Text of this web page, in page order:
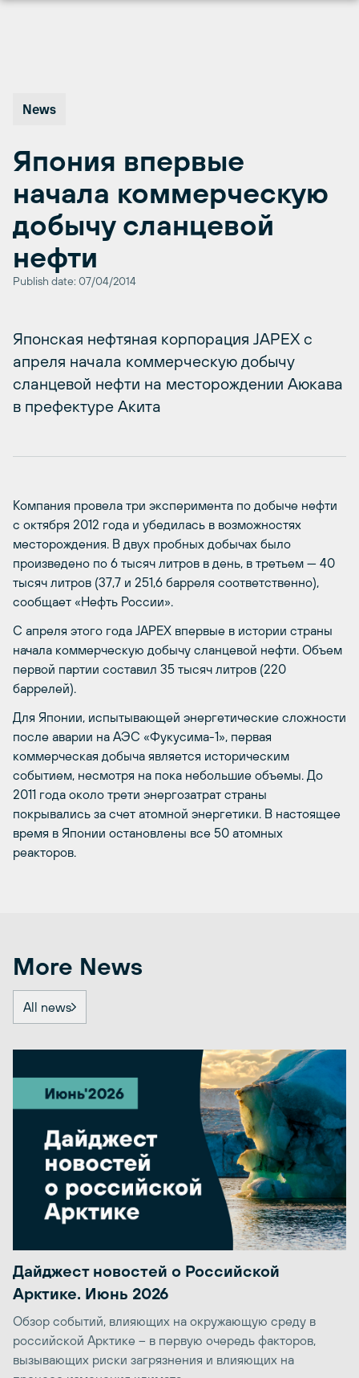
News
Япония впервые
начала коммерческую
добычу сланцевой
нефти
Publish date: 07/04/2014
Японская нефтяная корпорация JAPEX с
апреля начала коммерческую добычу
сланцевой нефти на месторождении Аюкава
в префектуре Акита
Компания провела три эксперимента по добыче нефти
с октября 2012 года и убедилась в возможностях
месторождения. В двух пробных добычах было
произведено по 6 тысяч литров в день, в третьем — 40
тысяч литров (37,7 и 251,6 барреля соответственно),
сообщает «Нефть России».
С апреля этого года JAPEX впервые в истории страны
начала коммерческую добычу сланцевой нефти. Объем
первой партии составил 35 тысяч литров (220
баррелей).
Для Японии, испытывающей энергетические сложности
после аварии на АЭС «Фукусима-1», первая
коммерческая добыча является историческим
событием, несмотря на пока небольшие объемы. До
2011 года около трети энергозатрат страны
покрывались за счет атомной энергетики. В настоящее
время в Японии остановлены все 50 атомных
реакторов.
More News
All news
Дайджест новостей о Российской
Арктике. Июнь 2026
Обзор событий, влияющих на окружающую среду в
российской Арктике – в первую очередь факторов,
вызывающих риски загрязнения и влияющих на